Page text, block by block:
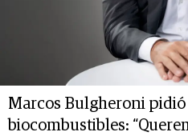
Marcos Bulgheroni
biocombustibles: